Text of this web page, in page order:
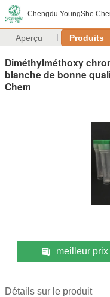
Chengdu YoungShe
Aperçu Produits
Diméthylméthoxy
blanche de bonne
Chem
meilleur prix
Détails sur le produit